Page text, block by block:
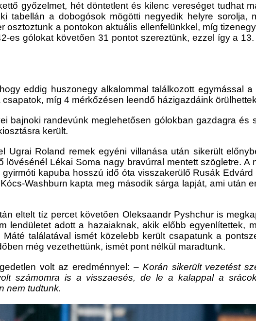
győzelmet, hét döntetlent és kilenc vereséget tudhat
tabellán a dobogósok mögötti negyedik helyre sorolja,
a pontokon aktuális ellenfelünkkel, míg
es gólokat követően 31 pontot szereztünk, ezzel így a
eddig huszonegy alkalommal találkozott egymással
míg 4 mérkőzésen leendő házigazdáink
bajnoki randevúnk meglehetősen gólokban gazdagra és
került.
Roland remek egyéni villanása után sikerült
Lékai Soma nagy bravúrral mentett szögletre. A
kapuba hosszú idő óta visszakerülő Rusák
Washburn kapta meg második sárga lapját, ami után
eltelt tíz percet követően Oleksaandr Pyshchur is
adott a hazaiaknak, akik előbb egyenlítettek,
találatával ismét közelebb került csapatunk a
még vezethettünk, ismét pont nélkül maradtunk.
volt az eredménnyel: – Korán sikerült vezetést
számomra is a visszaesés, de le a kalappal a
nem tudtunk.